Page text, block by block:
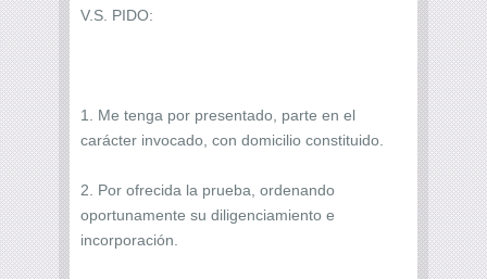
V.S. PIDO:
1. Me tenga por presentado, parte en el
carácter invocado, con domicilio constituido.
2. Por ofrecida la prueba, ordenando
oportunamente su diligenciamiento e
incorporación.